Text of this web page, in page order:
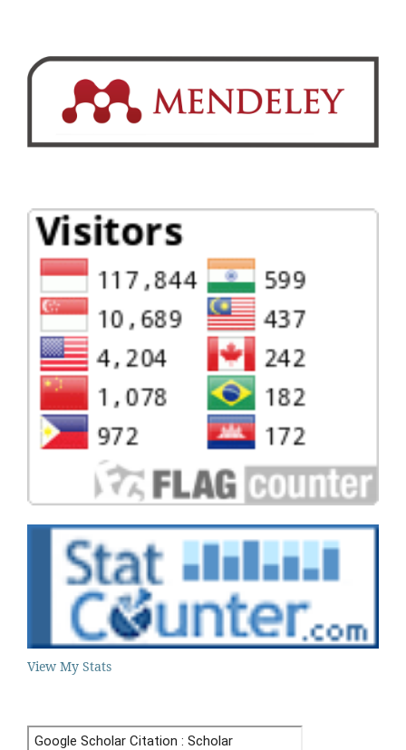
View My Stats